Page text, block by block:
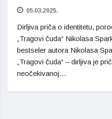
05.03.2025.
Dirljiva priča o identitetu,
„Tragovi čuda“ Nikolasa
bestseler autora Nikolasa
„Tragovi čuda“ – dirljiva je
neočekivanoj…